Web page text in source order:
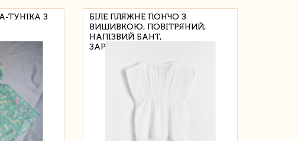
ТУНІКА З
БІЛЕ ПЛЯЖНЕ ПОНЧО З
ВИШИВКОЮ, ПОВІТРЯНИЙ,
НАПІЗВИЙ БАНТ,
ЗАРЕЗЕРВОВАНО 52